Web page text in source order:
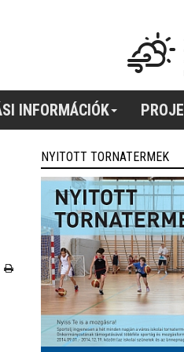
INFORMÁCIÓK
NYITOTT TORNATERMEK